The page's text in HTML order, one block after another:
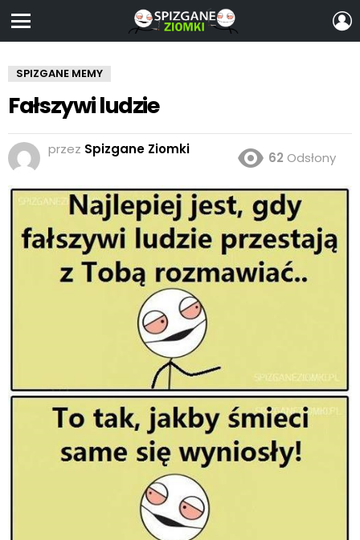
SPIZGANE MEMY
Fałszywi ludzie
przez Spizgane Ziomki
62 Odsłony